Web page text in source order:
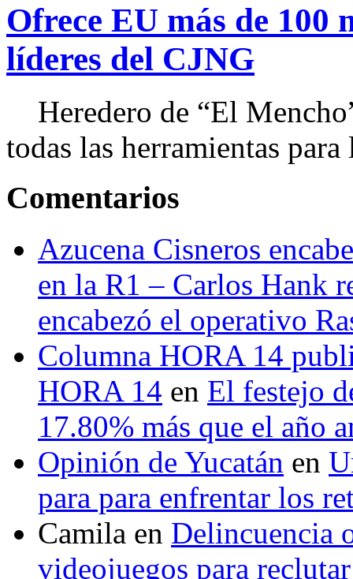
Ofrece EU más de 100
líderes del CJNG
Heredero de “El
todas las herramientas
Comentarios
Azucena Cisneros
en la R1 – Carlos Hank
encabezó el operativo
Columna HORA 14
HORA 14 en El festejo
17.80% más que el año
Opinión de Yucatán en
para para enfrentar los
Camila en Delincuencia
videojuegos para